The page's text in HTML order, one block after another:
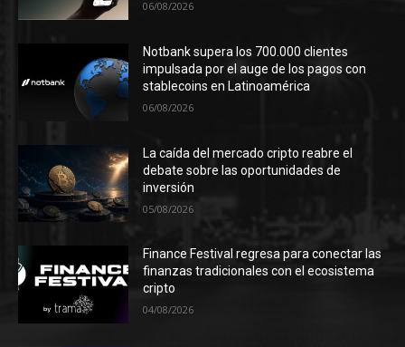
06/08/2026
Notbank supera los 700.000 clientes
impulsada por el auge de los pagos con
stablecoins en Latinoamérica
06/08/2026
La caída del mercado cripto reabre el
debate sobre las oportunidades de
inversión
05/08/2026
Finance Festival regresa para conectar las
finanzas tradicionales con el ecosistema
cripto
04/08/2026